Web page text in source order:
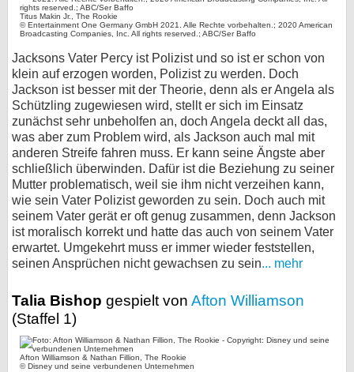
Titus Makin Jr., The Rookie
© Entertainment One Germany GmbH 2021. Alle Rechte vorbehalten.; 2020 American
Broadcasting Companies, Inc. All rights reserved.; ABC/Ser Baffo
Jacksons Vater Percy ist Polizist und so ist er schon von
klein auf erzogen worden, Polizist zu werden. Doch
Jackson ist besser mit der Theorie, denn als er Angela als
Schützling zugewiesen wird, stellt er sich im Einsatz
zunächst sehr unbeholfen an, doch Angela deckt all das,
was aber zum Problem wird, als Jackson auch mal mit
anderen Streife fahren muss. Er kann seine Ängste aber
schließlich überwinden. Dafür ist die Beziehung zu seiner
Mutter problematisch, weil sie ihm nicht verzeihen kann,
wie sein Vater Polizist geworden zu sein. Doch auch mit
seinem Vater gerät er oft genug zusammen, denn Jackson
ist moralisch korrekt und hatte das auch von seinem Vater
erwartet. Umgekehrt muss er immer wieder feststellen,
seinen Ansprüchen nicht gewachsen zu sein... mehr
Talia Bishop gespielt von Afton Williamson
(Staffel 1)
Afton Williamson & Nathan Fillion, The Rookie
© Disney und seine verbundenen Unternehmen